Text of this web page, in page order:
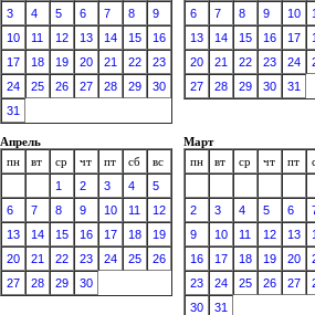
3
4 5 6 7 8
9
10
11 12 13 14 15
16
17
18 19 20 21 22
23
24
25 26 27 28 29
30
31
6
7 8 9 10
13
14 15 16 17
20
21 22 23 24
27
28 29 30 31
Апрель
пн
вт ср чт пт сб
вс
1
2 3 4
5
6
7 8 9 10 11
12
13
14 15 16 17 18
19
20
21 22 23 24 25
26
27
28 29 30
Март
пн
вт ср чт пт
2 3 4 5 6
9
10 11 12 13
16
17 18 19 20
23
24 25 26 27
30
31